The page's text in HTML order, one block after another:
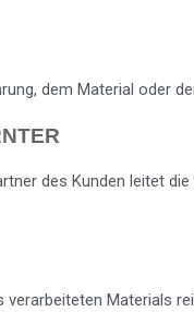
dem Material oder
des Kunden leitet
verarbeiteten Materials